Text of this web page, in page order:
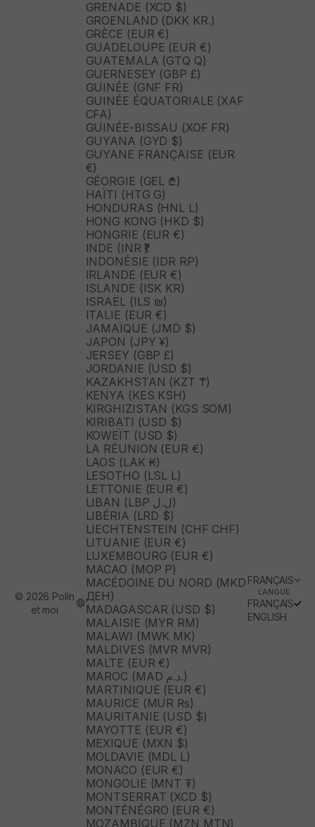
GRENADE (XCD $)
GROENLAND (DKK KR.)
GRÈCE (EUR €)
GUADELOUPE (EUR €)
GUATEMALA (GTQ Q)
GUERNESEY (GBP £)
GUINÉE (GNF FR)
GUINÉE ÉQUATORIALE (XAF
CFA)
GUINÉE-BISSAU (XOF FR)
GUYANA (GYD $)
GUYANE FRANÇAISE (EUR
€)
GÉORGIE (GEL ₾)
HAÏTI (HTG G)
HONDURAS (HNL L)
HONG KONG (HKD $)
HONGRIE (EUR €)
INDE (INR ₹)
INDONÉSIE (IDR RP)
IRLANDE (EUR €)
ISLANDE (ISK KR)
ISRAËL (ILS ₪)
ITALIE (EUR €)
JAMAÏQUE (JMD $)
JAPON (JPY ¥)
JERSEY (GBP £)
JORDANIE (USD $)
KAZAKHSTAN (KZT ₸)
KENYA (KES KSH)
KIRGHIZISTAN (KGS SOM)
KIRIBATI (USD $)
KOWEÏT (USD $)
LA RÉUNION (EUR €)
LAOS (LAK ₭)
LESOTHO (LSL L)
LETTONIE (EUR €)
LIBAN (LBP ل.ل)
LIBÉRIA (LRD $)
LIECHTENSTEIN (CHF CHF)
LITUANIE (EUR €)
LUXEMBOURG (EUR €)
MACAO (MOP P)
MACÉDOINE DU NORD (MKD
ДЕН)
MADAGASCAR (USD $)
MALAISIE (MYR RM)
MALAWI (MWK MK)
MALDIVES (MVR MVR)
MALTE (EUR €)
MAROC (MAD د.م.)
MARTINIQUE (EUR €)
MAURICE (MUR ₨)
MAURITANIE (USD $)
MAYOTTE (EUR €)
MEXIQUE (MXN $)
MOLDAVIE (MDL L)
MONACO (EUR €)
MONGOLIE (MNT ₮)
MONTSERRAT (XCD $)
MONTÉNÉGRO (EUR €)
MOZAMBIQUE (MZN MTN)
FRANÇAIS
LANGUE
FRANÇAIS
ENGLISH
© 2026 Polín
et moi